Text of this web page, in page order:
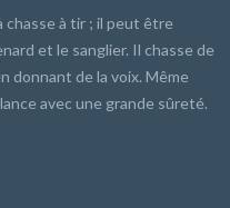
à tir ; il peut être
et le sanglier. Il chasse de
donnant de la voix. Même
avec une grande sûreté.